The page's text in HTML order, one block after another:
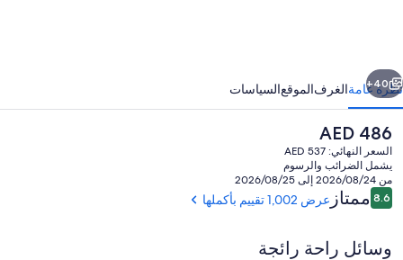
التالي
40+
نظرة عامةالغرفالموقعالسياسات
السعر
الحالي
هو
AED
486
AED 486
السعر النهائي: AED 537
يشمل الضرائب والرسوم
من 2026/08/24 إلى 2026/08/25
التقييمات
8.68.6 من 10ممتاز عرض 1,002 تقييم بأكملها
وسائل راحة رائجة